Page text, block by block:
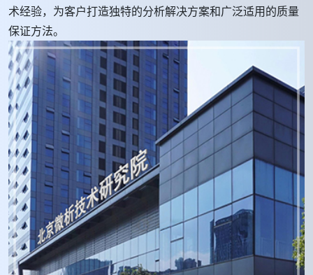
术经验，为客户打造独特的分析解决方案和广泛适用的质量
保证方法。